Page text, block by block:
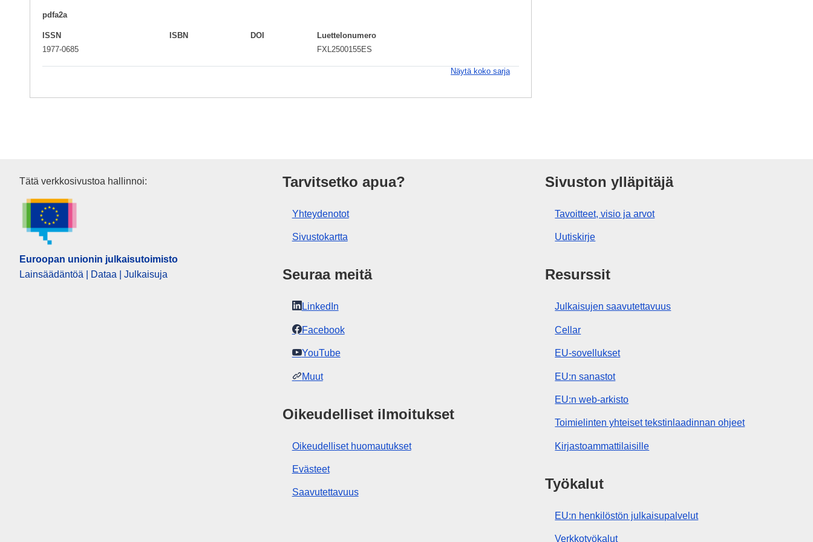
pdfa2a
ISSN
1977-0685
ISBN DOI
Luettelonumero
FXL2500155ES
Näytä koko sarja
Euroopan unionin julkaisutoimisto
Tätä verkkosivustoa hallinnoi:
Euroopan unionin julkaisutoimisto
Lainsäädäntöä | Dataa | Julkaisuja
Tarvitsetko apua?
Yhteydenotot
Sivustokartta
Seuraa meitä
LinkedIn
Facebook
YouTube
Muut
Oikeudelliset ilmoitukset
Oikeudelliset huomautukset
Evästeet
Saavutettavuus
Sivuston ylläpitäjä
Tavoitteet, visio ja arvot
Uutiskirje
Resurssit
Julkaisujen saavutettavuus
Cellar
EU-sovellukset
EU:n sanastot
EU:n web-arkisto
Toimielinten yhteiset tekstinlaadinnan ohjeet
Kirjastoammattilaisille
Työkalut
EU:n henkilöstön julkaisupalvelut
Verkkotyökalut